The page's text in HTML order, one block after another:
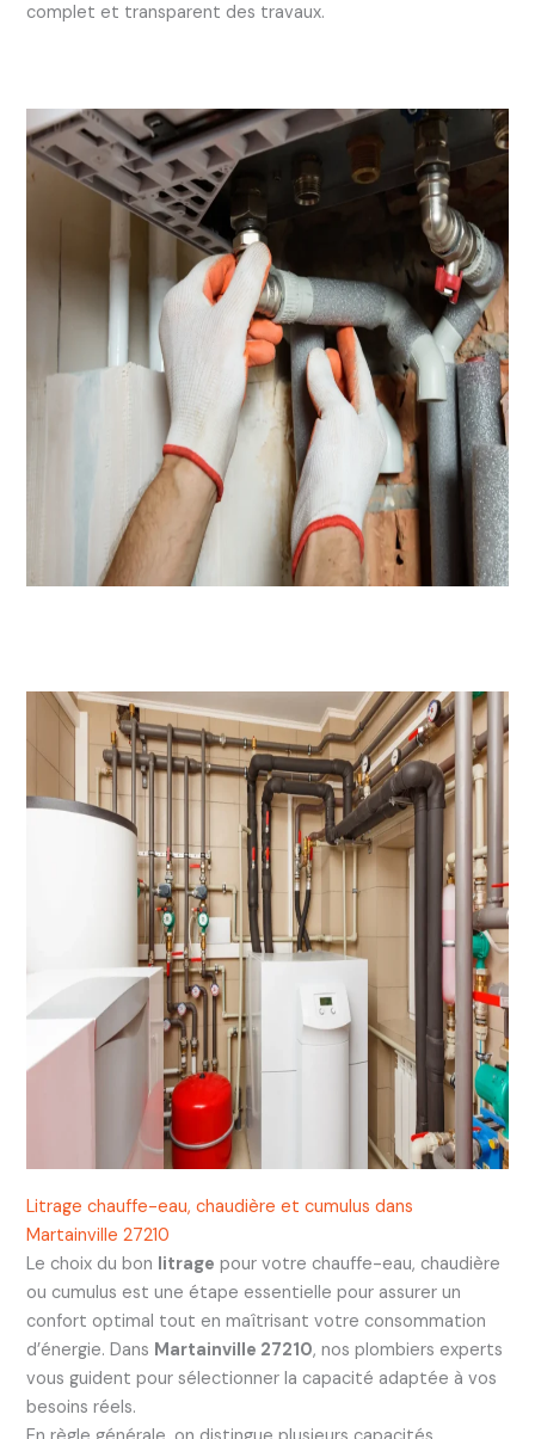
complet et transparent des travaux.
Litrage chauffe-eau, chaudière et cumulus dans
Martainville 27210
Le choix du bon litrage pour votre chauffe-eau, chaudière
ou cumulus est une étape essentielle pour assurer un
confort optimal tout en maîtrisant votre consommation
d’énergie. Dans Martainville 27210, nos plombiers experts
vous guident pour sélectionner la capacité adaptée à vos
besoins réels.